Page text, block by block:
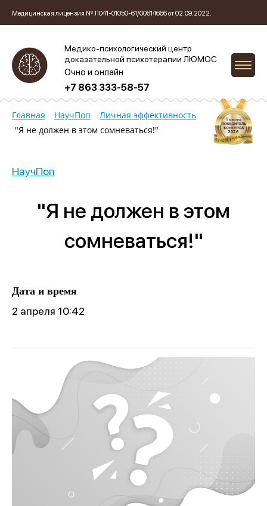
Медицинская лицензия № Л041-01050-61/00614666 от 02.09.2022.
Медико-психологический центр
доказательной психотерапии ЛЮМОС
Очно и онлайн
+7 863 333-58-57
Главная НаучПоп
Личная эффективность
"Я не должен в этом сомневаться!"
НаучПоп
"Я не должен в этом
сомневаться!"
Дата и время
2 апреля 10:42